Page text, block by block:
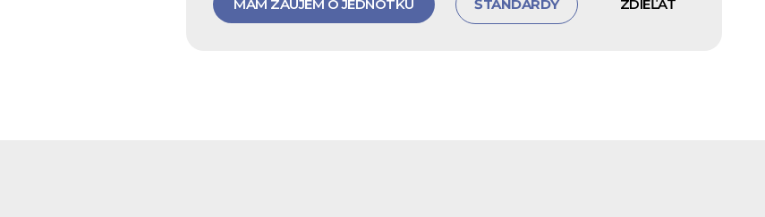
MÁM ZÁUJEM O JEDNOTKU ŠTANDARDY ZDIEĽAŤ